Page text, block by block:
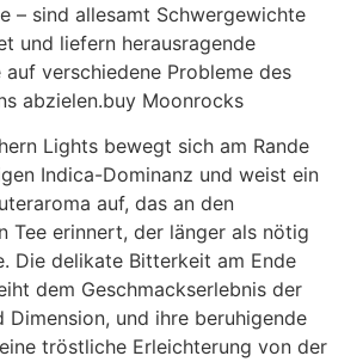
– sind allesamt Schwergewichte
und liefern herausragende
auf verschiedene Probleme des
abzielen.buy Moonrocks
Lights bewegt sich am Rande
Indica-Dominanz und weist ein
auf, das an den
Tee erinnert, der länger als nötig
Die delikate Bitterkeit am Ende
dem Geschmackserlebnis der
Dimension, und ihre beruhigende
tröstliche Erleichterung von der